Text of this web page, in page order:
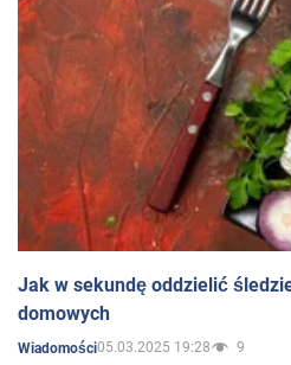
Jak w sekundę oddzielić
domowych
Wiadomości05.03.2025 19:28 9